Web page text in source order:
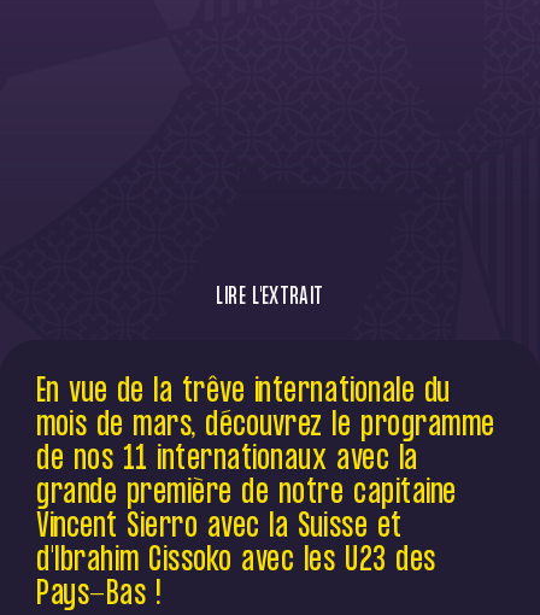
LIRE L'EXTRAIT
En vue de la trêve internationale du mois
de mars, découvrez le programme de nos
10 internationaux avec la grande première
de notre capitaine Vincent Sierro avec la
Suisse et d'Ibrahim Cissoko avec les U23
des Pays-Bas !
En vue de la trêve internationale du
mois de mars, découvrez le programme
de nos 11 internationaux avec la
grande première de notre capitaine
Vincent Sierro avec la Suisse et
d'Ibrahim Cissoko avec les U23 des
Pays-Bas !